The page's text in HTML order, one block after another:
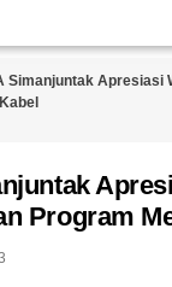
Simanjuntak Apresiasi
Program